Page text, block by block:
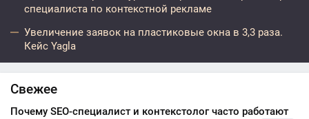
специалиста по контекстной рекламе
Увеличение заявок на пластиковые окна в 3,3 раза.
Кейс Yagla
Свежее
Почему SEO-специалист и контекстолог часто работают